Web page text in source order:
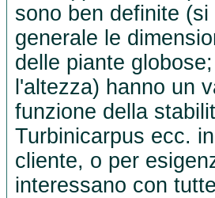
sono ben definite
generale le
delle piante
l'altezza) hanno un
funzione della
Turbinicarpus ecc.
cliente, o per
interessano con